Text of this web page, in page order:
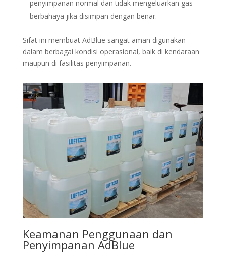
penyimpanan normal dan tidak mengeluarkan gas
berbahaya jika disimpan dengan benar.
Sifat ini membuat AdBlue sangat aman digunakan
dalam berbagai kondisi operasional, baik di kendaraan
maupun di fasilitas penyimpanan.
Keamanan Penggunaan dan
Penyimpanan AdBlue